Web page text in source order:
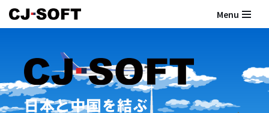
コ
ツ
へ
Menu